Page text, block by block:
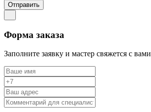
Отправить
Форма заказа
Заполните заявку и мастер свяжется с вами